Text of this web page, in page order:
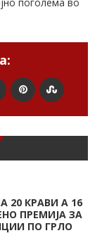
20 КРАВИ А 16
ПРЕМИЈА ЗА
ПО ГРЛО